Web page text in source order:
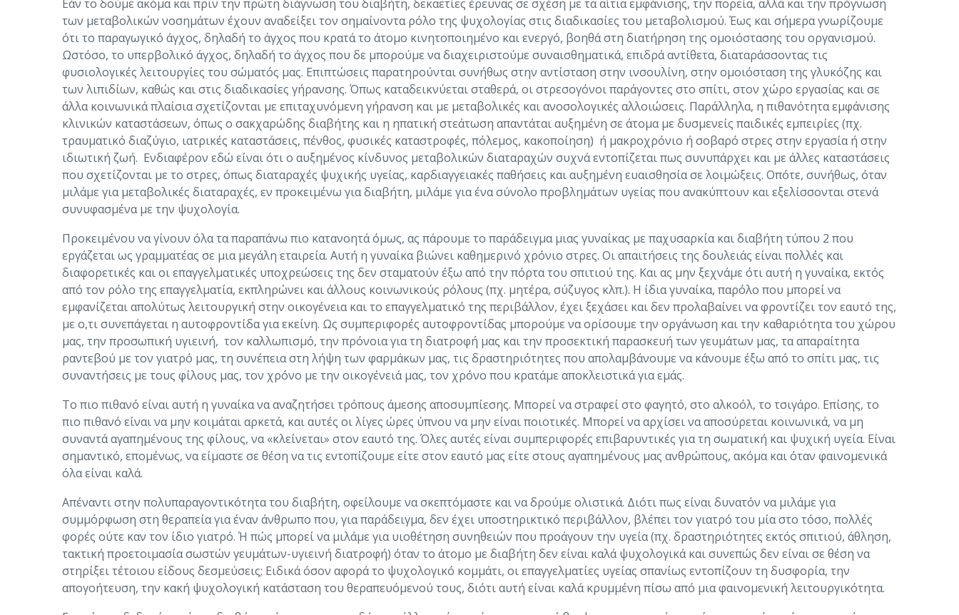
Εάν το δούμε ακόμα και πριν την πρώτη διάγνωση του διαβήτη, δεκαετίες έρευνας σε σχέση με τα αίτια εμφάνισης, την πορεία, αλλά και την πρόγνωση
των μεταβολικών νοσημάτων έχουν αναδείξει τον σημαίνοντα ρόλο της ψυχολογίας στις διαδικασίες του μεταβολισμού. Έως και σήμερα γνωρίζουμε
ότι το παραγωγικό άγχος, δηλαδή το άγχος που κρατά το άτομο κινητοποιημένο και ενεργό, βοηθά στη διατήρηση της ομοιόστασης του οργανισμού.
Ωστόσο, το υπερβολικό άγχος, δηλαδή το άγχος που δε μπορούμε να διαχειριστούμε συναισθηματικά, επιδρά αντίθετα, διαταράσσοντας τις
φυσιολογικές λειτουργίες του σώματός μας. Επιπτώσεις παρατηρούνται συνήθως στην αντίσταση στην ινσουλίνη, στην ομοιόσταση της γλυκόζης και
των λιπιδίων, καθώς και στις διαδικασίες γήρανσης. Όπως καταδεικνύεται σταθερά, οι στρεσογόνοι παράγοντες στο σπίτι, στον χώρο εργασίας και σε
άλλα κοινωνικά πλαίσια σχετίζονται με επιταχυνόμενη γήρανση και με μεταβολικές και ανοσολογικές αλλοιώσεις. Παράλληλα, η πιθανότητα εμφάνισης
κλινικών καταστάσεων, όπως ο σακχαρώδης διαβήτης και η ηπατική στεάτωση απαντάται αυξημένη σε άτομα με δυσμενείς παιδικές εμπειρίες (πχ.
τραυματικό διαζύγιο, ιατρικές καταστάσεις, πένθος, φυσικές καταστροφές, πόλεμος, κακοποίηση) ή μακροχρόνιο ή σοβαρό στρες στην εργασία ή στην
ιδιωτική ζωή. Ενδιαφέρον εδώ είναι ότι ο αυξημένος κίνδυνος μεταβολικών διαταραχών συχνά εντοπίζεται πως συνυπάρχει και με άλλες καταστάσεις
που σχετίζονται με το στρες, όπως διαταραχές ψυχικής υγείας, καρδιαγγειακές παθήσεις και αυξημένη ευαισθησία σε λοιμώξεις. Οπότε, συνήθως, όταν
μιλάμε για μεταβολικές διαταραχές, εν προκειμένω για διαβήτη, μιλάμε για ένα σύνολο προβλημάτων υγείας που ανακύπτουν και εξελίσσονται στενά
συνυφασμένα με την ψυχολογία.
Προκειμένου να γίνουν όλα τα παραπάνω πιο κατανοητά όμως, ας πάρουμε το παράδειγμα μιας γυναίκας με παχυσαρκία και διαβήτη τύπου 2 που
εργάζεται ως γραμματέας σε μια μεγάλη εταιρεία. Αυτή η γυναίκα βιώνει καθημερινό χρόνιο στρες. Οι απαιτήσεις της δουλειάς είναι πολλές και
διαφορετικές και οι επαγγελματικές υποχρεώσεις της δεν σταματούν έξω από την πόρτα του σπιτιού της. Και ας μην ξεχνάμε ότι αυτή η γυναίκα, εκτός
από τον ρόλο της επαγγελματία, εκπληρώνει και άλλους κοινωνικούς ρόλους (πχ. μητέρα, σύζυγος κλπ.). Η ίδια γυναίκα, παρόλο που μπορεί να
εμφανίζεται απολύτως λειτουργική στην οικογένεια και το επαγγελματικό της περιβάλλον, έχει ξεχάσει και δεν προλαβαίνει να φροντίζει τον εαυτό της,
με ο,τι συνεπάγεται η αυτοφροντίδα για εκείνη. Ως συμπεριφορές αυτοφροντίδας μπορούμε να ορίσουμε την οργάνωση και την καθαριότητα του χώρου
μας, την προσωπική υγιεινή, τον καλλωπισμό, την πρόνοια για τη διατροφή μας και την προσεκτική παρασκευή των γευμάτων μας, τα απαραίτητα
ραντεβού με τον γιατρό μας, τη συνέπεια στη λήψη των φαρμάκων μας, τις δραστηριότητες που απολαμβάνουμε να κάνουμε έξω από το σπίτι μας, τις
συναντήσεις με τους φίλους μας, τον χρόνο με την οικογένειά μας, τον χρόνο που κρατάμε αποκλειστικά για εμάς.
Το πιο πιθανό είναι αυτή η γυναίκα να αναζητήσει τρόπους άμεσης αποσυμπίεσης. Μπορεί να στραφεί στο φαγητό, στο αλκοόλ, το τσιγάρο. Επίσης, το
πιο πιθανό είναι να μην κοιμάται αρκετά, και αυτές οι λίγες ώρες ύπνου να μην είναι ποιοτικές. Μπορεί να αρχίσει να αποσύρεται κοινωνικά, να μη
συναντά αγαπημένους της φίλους, να «κλείνεται» στον εαυτό της. Όλες αυτές είναι συμπεριφορές επιβαρυντικές για τη σωματική και ψυχική υγεία. Είναι
σημαντικό, επομένως, να είμαστε σε θέση να τις εντοπίζουμε είτε στον εαυτό μας είτε στους αγαπημένους μας ανθρώπους, ακόμα και όταν φαινομενικά
όλα είναι καλά.
Απέναντι στην πολυπαραγοντικότητα του διαβήτη, οφείλουμε να σκεπτόμαστε και να δρούμε ολιστικά. Διότι πως είναι δυνατόν να μιλάμε για
συμμόρφωση στη θεραπεία για έναν άνθρωπο που, για παράδειγμα, δεν έχει υποστηρικτικό περιβάλλον, βλέπει τον γιατρό του μία στο τόσο, πολλές
φορές ούτε καν τον ίδιο γιατρό. Ή πώς μπορεί να μιλάμε για υιοθέτηση συνηθειών που προάγουν την υγεία (πχ. δραστηριότητες εκτός σπιτιού, άθληση,
τακτική προετοιμασία σωστών γευμάτων-υγιεινή διατροφή) όταν το άτομο με διαβήτη δεν είναι καλά ψυχολογικά και συνεπώς δεν είναι σε θέση να
στηρίξει τέτοιου είδους δεσμεύσεις; Ειδικά όσον αφορά το ψυχολογικό κομμάτι, οι επαγγελματίες υγείας σπανίως εντοπίζουν τη δυσφορία, την
απογοήτευση, την κακή ψυχολογική κατάσταση του θεραπευόμενού τους, διότι αυτή είναι καλά κρυμμένη πίσω από μια φαινομενική λειτουργικότητα.